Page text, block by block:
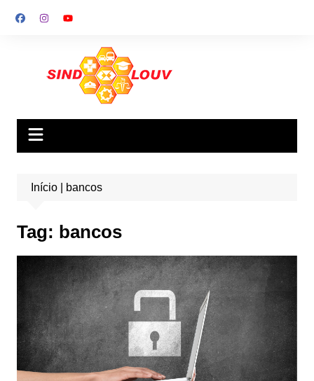
para
Início| bancos
Tag: bancos